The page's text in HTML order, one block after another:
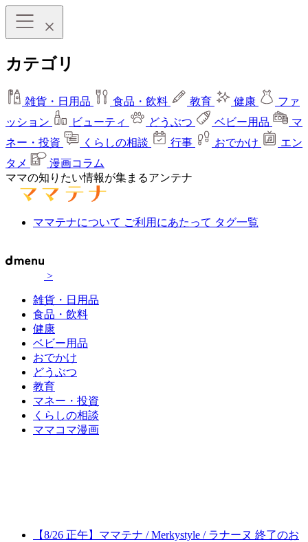
カテゴリ
雑貨・日用品 食品・飲料 教育 健康
ファ
ッション
ビューティ どうぶつ ベビー用品
マ
ネー・投資
くらしの相談 行事 おでかけ
エン
タメ
漫画コラム
ママの知りたい情報が集まるアンテナ
ママテナについて ご利用にあたって タグ一覧
>
雑貨・日用品
食品・飲料
健康
ベビー用品
おでかけ
どうぶつ
教育
マネー・投資
くらしの相談
ママコマ漫画
【8/26 正午】ママテナ / Merkystyle / ラナーヌ 終了のお